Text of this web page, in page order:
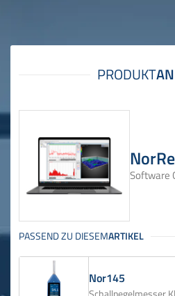
Software
Nor145